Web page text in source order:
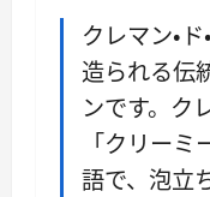
クレマン・
造られる伝
ンです。ク
「クリー
語で、泡立